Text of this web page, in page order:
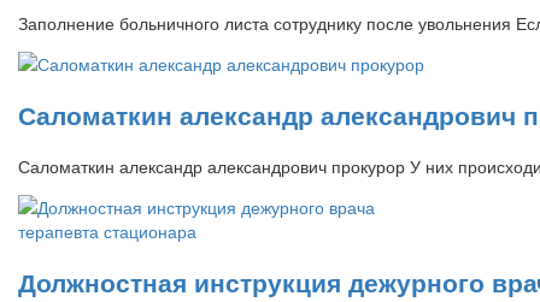
Заполнение больничного листа сотруднику после увольнения
Саломаткин александр александрович
Саломаткин александр александрович прокурор У них
Должностная инструкция дежурного